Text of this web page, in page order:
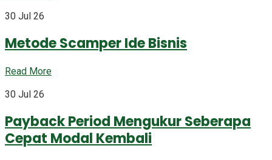
30 Jul 26
Metode Scamper Ide Bisnis
Read More
30 Jul 26
Payback Period Mengukur Seberapa
Cepat Modal Kembali